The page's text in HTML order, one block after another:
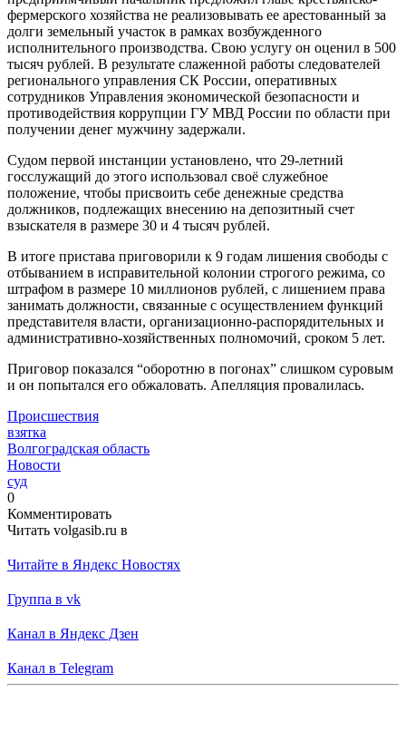
фермерского хозяйства не реализовывать ее арестованный за
долги земельный участок в рамках возбужденного
исполнительного производства. Свою услугу он оценил в 500
тысяч рублей. В результате слаженной работы следователей
регионального управления СК России, оперативных
сотрудников Управления экономической безопасности и
противодействия коррупции ГУ МВД России по области при
получении денег мужчину задержали.
Судом первой инстанции установлено, что 29-летний
госслужащий до этого использовал своё служебное
положение, чтобы присвоить себе денежные средства
должников, подлежащих внесению на депозитный счет
взыскателя в размере 30 и 4 тысяч рублей.
В итоге пристава приговорили к 9 годам лишения свободы с
отбыванием в исправительной колонии строгого режима, со
штрафом в размере 10 миллионов рублей, с лишением права
занимать должности, связанные с осуществлением функций
представителя власти, организационно-распорядительных и
административно-хозяйственных полномочий, сроком 5 лет.
Приговор показался “оборотню в погонах” слишком суровым
и он попытался его обжаловать. Апелляция провалилась.
Происшествия
взятка
Волгоградская область
Новости
суд
0
Комментировать
Читать volgasib.ru в
Читайте в Яндекс Новостях
Группа в vk
Канал в Яндекс Дзен
Канал в Telegram